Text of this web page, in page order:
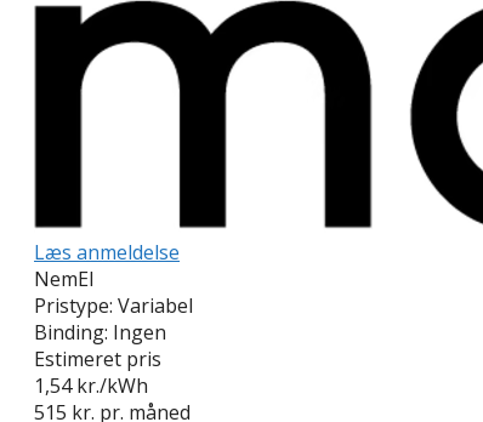
Læs anmeldelse
NemEl
Pristype: Variabel
Binding: Ingen
Estimeret pris
1,54 kr./kWh
515 kr. pr. måned